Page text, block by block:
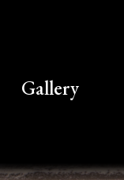
Gallery